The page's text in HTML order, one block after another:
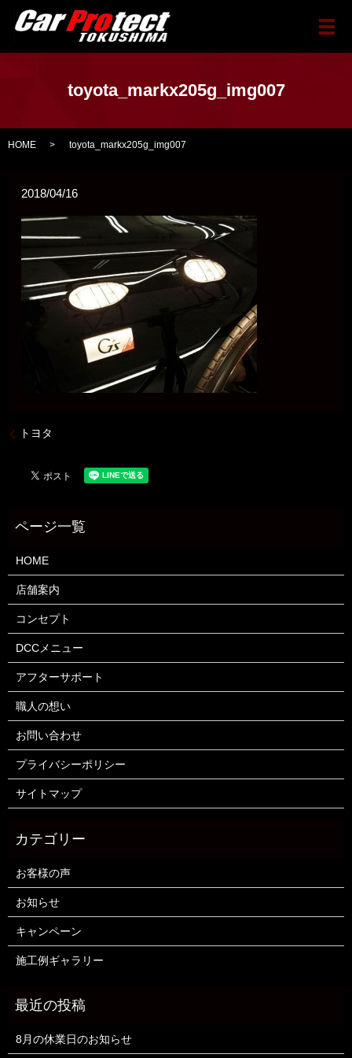
メ
toyota_markx205g_img007
HOME toyota_markx205g_img007
2018/04/16
トヨタ
HOME
店舗案内
コンセプト
DCCメニュー
アフターサポート
職人の想い
お問い合わせ
プライバシーポリシー
サイトマップ
お客様の声
お知らせ
キャンペーン
施工例ギャラリー
8月の休業日のお知らせ